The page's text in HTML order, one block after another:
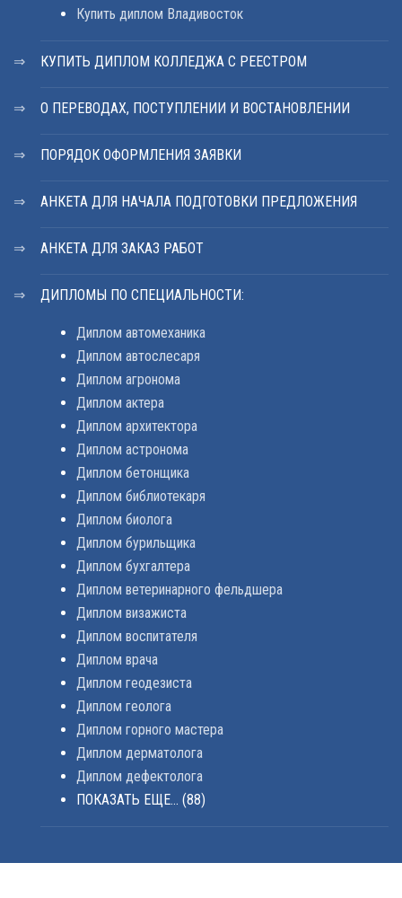
Купить диплом Владивосток
КУПИТЬ ДИПЛОМ КОЛЛЕДЖА С РЕЕСТРОМ
О ПЕРЕВОДАХ, ПОСТУПЛЕНИИ И ВОСТАНОВЛЕНИИ
ПОРЯДОК ОФОРМЛЕНИЯ ЗАЯВКИ
АНКЕТА ДЛЯ НАЧАЛА ПОДГОТОВКИ ПРЕДЛОЖЕНИЯ
АНКЕТА ДЛЯ ЗАКАЗ РАБОТ
ДИПЛОМЫ ПО СПЕЦИАЛЬНОСТИ:
Диплом автомеханика
Диплом автослесаря
Диплом агронома
Диплом актера
Диплом архитектора
Диплом астронома
Диплом бетонщика
Диплом библиотекаря
Диплом биолога
Диплом бурильщика
Диплом бухгалтера
Диплом ветеринарного фельдшера
Диплом визажиста
Диплом воспитателя
Диплом врача
Диплом геодезиста
Диплом геолога
Диплом горного мастера
Диплом дерматолога
Диплом дефектолога
ПОКАЗАТЬ ЕЩЕ... (88)